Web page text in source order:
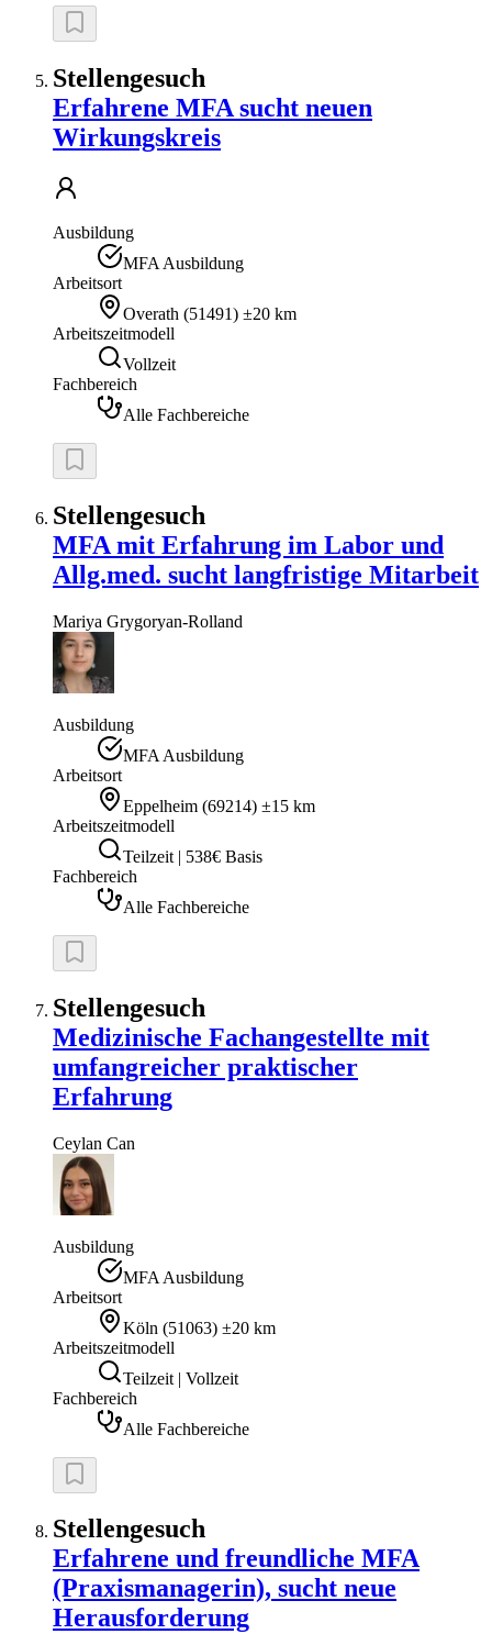
Stellengesuch
Erfahrene MFA sucht neuen
Wirkungskreis
Ausbildung
MFA Ausbildung
Arbeitsort
Overath (51491) ±20 km
Arbeitszeitmodell
Vollzeit
Fachbereich
Alle Fachbereiche
Stellengesuch
MFA mit Erfahrung im Labor und
Allg.med. sucht langfristige Mitarbeit
Mariya Grygoryan-Rolland
Ausbildung
MFA Ausbildung
Arbeitsort
Eppelheim (69214) ±15 km
Arbeitszeitmodell
Teilzeit | 538€ Basis
Fachbereich
Alle Fachbereiche
Stellengesuch
Medizinische Fachangestellte mit
umfangreicher praktischer
Erfahrung
Ceylan Can
Ausbildung
MFA Ausbildung
Arbeitsort
Köln (51063) ±20 km
Arbeitszeitmodell
Teilzeit | Vollzeit
Fachbereich
Alle Fachbereiche
Stellengesuch
Erfahrene und freundliche MFA
(Praxismanagerin), sucht neue
Herausforderung